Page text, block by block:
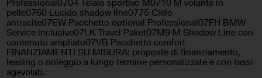
Portellone posteriore elettrico Regolazione elettrica sedili
Riconoscimento dei segnali
stradali
Sedili riscaldati
Sedili sportivi Sedili ventilati
Professional0704 Telaio sportivo M0710 M volante in
pelle0760 Lucido shadow line0775 Cielo
antracite07EW Pacchetto optional Professional07FH BMW
Service inclusive07LK Travel Paket07M9 M Shadow Line con
contenuto ampliato07VB Pacchetto comfort
FINANZIAMENTI SU MISURA: proposte di finanziamento,
leasing o noleggio a lungo termine personalizzate e con tassi
agevolati.